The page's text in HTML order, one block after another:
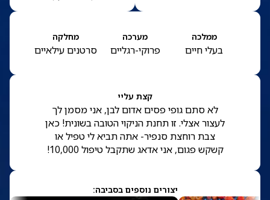
ממלכה
בעלי חיים
מערכה
פרוקי-רגליים
מחלקה
סרטנים עילאיים
קצת עליי
לא סתם גופי פסים אדום לבן, אני מסמן לך
לעצור אצלי. זו תחנת הניקוי הטובה בשונית! כאן
צבת רוחצת סנפיר- אתה תביא לי טפיל או
קשקש פגום, אני אדאג שתקבל טיפול 10,000!
יצורים נוספים בסביבה: